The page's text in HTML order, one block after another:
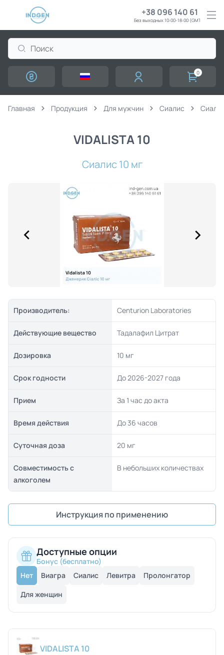
+38 096 140 61 61
Без выходных 10:00-18:00 (GMT+3)
0
Главная Продукция Для мужчин Сиалис
VIDALISTA 10
Сиалис 10 мг
Производитель: Centurion Laboratories
Действующие вещество Тадалафил Цитрат
Дозировка 10 мг
Срок годности До 2026-2027 года
Прием За 1 час до акта
Время действия До 36 часов
Суточная доза 20 мг
Совместимость с
алкоголем
В небольших количествах
Инструкция по применению
Доступные опции
Бонус (бесплатно)
Нет
Виагра Сиалис Левитра
Пролонгатор
Для женщин
VIDALISTA 10